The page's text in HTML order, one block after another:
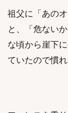
祖父に「あの
と、「危ない
な頃から崖下
ていたので慣